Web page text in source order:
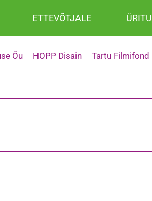
ETTEVÕTJALE
Õu HOPP Disain Tartu Filmifond